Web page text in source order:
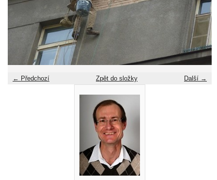
← Předchozí Další →
Zpět do složky